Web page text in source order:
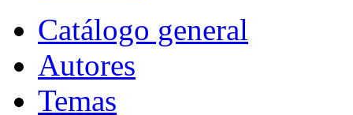
Catálogo general
Autores
Temas